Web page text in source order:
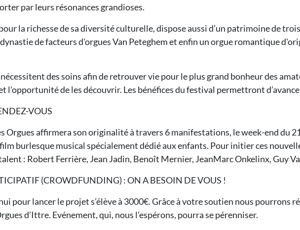
par leurs résonances grandioses.
la richesse de sa diversité culturelle, dispose aussi d’un patrimoine de
de facteurs d'orgues Van Peteghem et enfin un orgue romantique
des soins afin de retrouver vie pour le plus grand bonheur des
l’opportunité de les découvrir. Les bénéfices du festival permettront
VOUS
Orgues affirmera son originalité à travers 6 manifestations, le week-end du
burlesque musical spécialement dédié aux enfants. Pour initier ces
: Robert Ferrière, Jean Jadin, Benoît Mernier, JeanMarc Onkelinx, Guy
(CROWDFUNDING) : ON A BESOIN DE VOUS !
pour lancer le projet s’élève à 3000€. Grâce à votre soutien nous pourrons
d’Ittre. Evénement, qui, nous l’espérons, pourra se pérenniser.